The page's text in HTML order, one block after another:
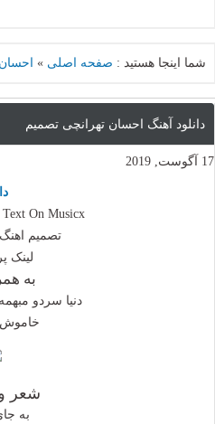
شما اینجا هستید : صفحه اصلی »
دانلود آهنگ احسان تهرانچی تصمیم
17 آگوست, 2019
On Musicx
تصمیم
لینک
به
دنیا سردو
خاموش
شعر
به